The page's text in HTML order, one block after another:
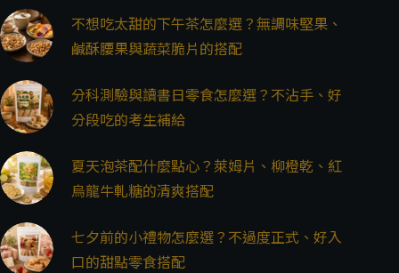
不想吃太甜的下午茶怎麼選？無調味堅果、
鹹酥腰果與蔬菜脆片的搭配
分科測驗與讀書日零食怎麼選？不沾手、好
分段吃的考生補給
夏天泡茶配什麼點心？萊姆片、柳橙乾、紅
烏龍牛軋糖的清爽搭配
七夕前的小禮物怎麼選？不過度正式、好入
口的甜點零食搭配